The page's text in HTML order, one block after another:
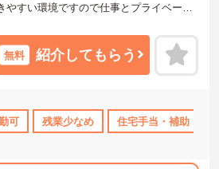
やすい環境ですので仕事とプライベート
求人です！
充実しておりますのでキャリアアップで
♪
策ポイントなど、さらに詳細をお話しい
無料 紹介してもらう
可 残業少なめ 住宅手当・補助